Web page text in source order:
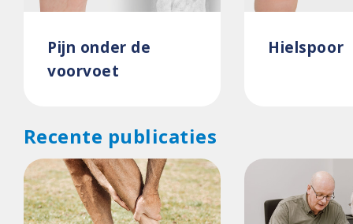
Pijn onder de
voorvoet
Hielspoor
Recente publicaties